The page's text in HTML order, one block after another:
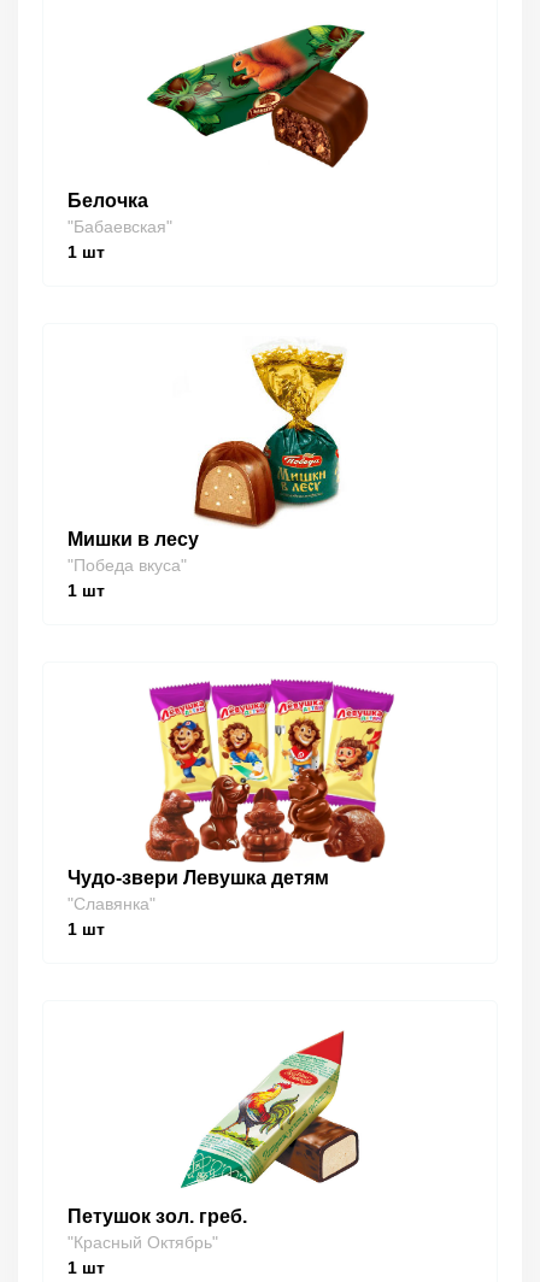
Белочка
"Бабаевская"
1 шт
Мишки в лесу
"Победа вкуса"
1 шт
Чудо-звери Левушка детям
"Славянка"
1 шт
Петушок зол. греб.
"Красный Октябрь"
1 шт